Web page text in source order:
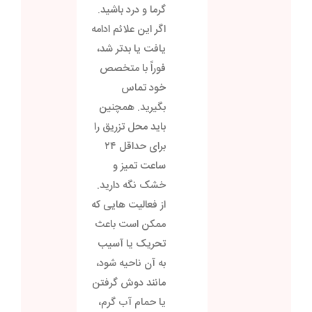
گرما و درد باشید.
اگر این علائم ادامه
یافت یا بدتر شد،
فوراً با متخصص
خود تماس
بگیرید. همچنین
باید محل تزریق را
برای حداقل ۲۴
ساعت تمیز و
خشک نگه دارید.
از فعالیت هایی که
ممکن است باعث
تحریک یا آسیب
به آن ناحیه شود،
مانند دوش گرفتن
یا حمام آب گرم،